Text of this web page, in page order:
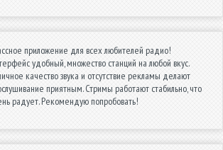
приложение для всех любителей радио!
удобный, множество станций на любой вкус.
качество звука и отсутствие рекламы делают
приятным. Стримы работают стабильно, что
радует. Рекомендую попробовать!